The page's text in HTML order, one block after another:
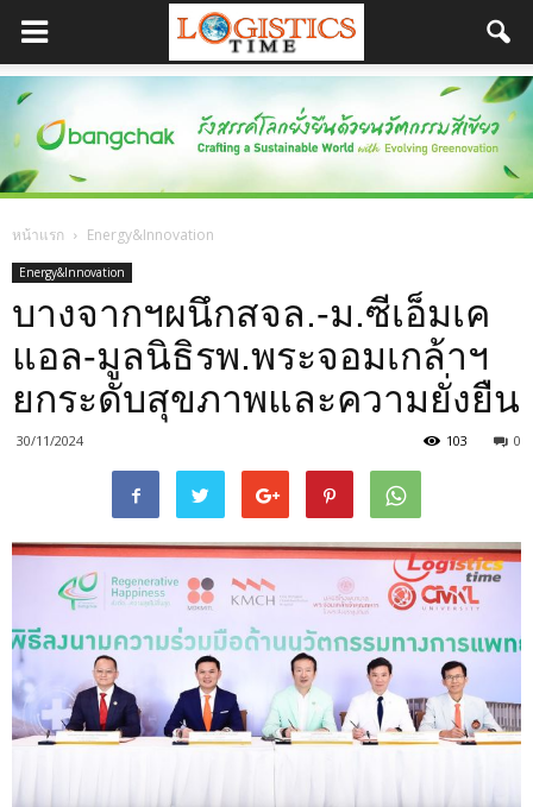
หน้าแรก Energy&Innovation
Energy&Innovation
บางจากฯผนึกสจล.-ม.ซีเอ็มเค
แอล-มูลนิธิรพ.พระจอมเกล้าฯ
ยกระดับสุขภาพและความยั่งยืน
30/11/2024 0
103